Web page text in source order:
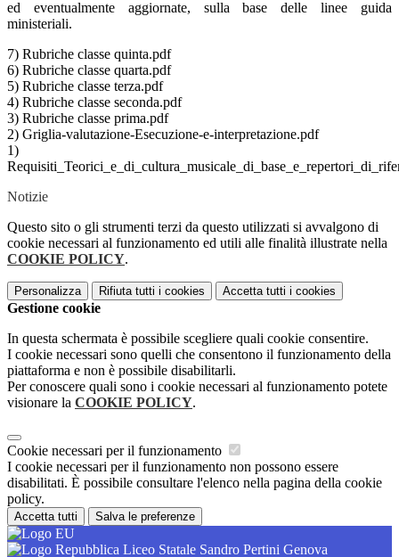
ed eventualmente aggiornate, sulla base delle linee guida
ministeriali.
7) Rubriche classe quinta.pdf
6) Rubriche classe quarta.pdf
5) Rubriche classe terza.pdf
4) Rubriche classe seconda.pdf
3) Rubriche classe prima.pdf
2) Griglia-valutazione-Esecuzione-e-interpretazione.pdf
1)
Notizie
Questo sito o gli strumenti terzi da questo utilizzati si avvalgono di
cookie necessari al funzionamento ed utili alle finalità illustrate nella
COOKIE POLICY.
Personalizza Rifiuta tutti i cookies Accetta tutti i cookies
Gestione cookie
In questa schermata è possibile scegliere quali cookie consentire.
I cookie necessari sono quelli che consentono il funzionamento della
piattaforma e non è possibile disabilitarli.
Per conoscere quali sono i cookie necessari al funzionamento potete
visionare la COOKIE POLICY.
Cookie necessari per il funzionamento
I cookie necessari per il funzionamento non possono essere
disabilitati. È possibile consultare l'elenco nella pagina della cookie
policy.
Accetta tutti Salva le preferenze
Liceo Statale Sandro Pertini Genova